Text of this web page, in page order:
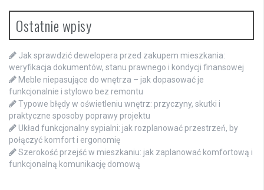
Ostatnie wpisy
Jak sprawdzić dewelopera przed zakupem mieszkania:
weryfikacja dokumentów, stanu prawnego i kondycji finansowej
Meble niepasujące do wnętrza – jak dopasować je
funkcjonalnie i stylowo bez remontu
Typowe błędy w oświetleniu wnętrz: przyczyny, skutki i
praktyczne sposoby poprawy projektu
Układ funkcjonalny sypialni: jak rozplanować przestrzeń, by
połączyć komfort i ergonomię
Szerokość przejść w mieszkaniu: jak zaplanować komfortową i
funkcjonalną komunikację domową